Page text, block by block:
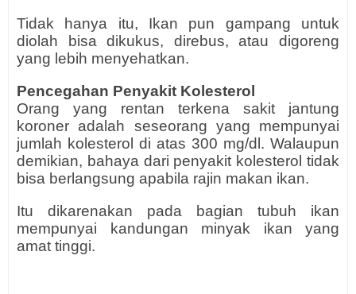
Tidak hanya itu, Ikan pun gampang untuk
diolah bisa dikukus, direbus, atau digoreng
yang lebih menyehatkan.
Pencegahan Penyakit Kolesterol
Orang yang rentan terkena sakit jantung
koroner adalah seseorang yang mempunyai
jumlah kolesterol di atas 300 mg/dl. Walaupun
demikian, bahaya dari penyakit kolesterol tidak
bisa berlangsung apabila rajin makan ikan.
Itu dikarenakan pada bagian tubuh ikan
mempunyai kandungan minyak ikan yang
amat tinggi.